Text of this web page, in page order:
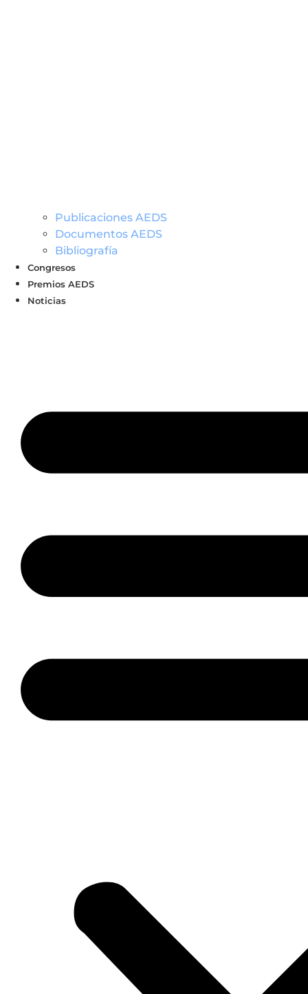
Publicaciones AEDS
Documentos AEDS
Bibliografía
Congresos
Premios AEDS
Noticias